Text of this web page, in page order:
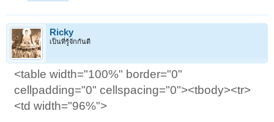
Ricky
เป็นที่รู้จักกันดี
<table width="100%" border="0"
cellpadding="0" cellspacing="0"><tbody><tr>
<td width="96%">